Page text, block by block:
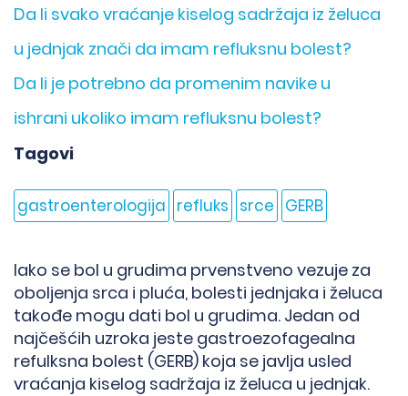
Da li svako vraćanje kiselog sadržaja iz želuca
u jednjak znači da imam refluksnu bolest?
Da li je potrebno da promenim navike u
ishrani ukoliko imam refluksnu bolest?
Tagovi
gastroenterologija refluks srce GERB
Iako se bol u grudima prvenstveno vezuje za
oboljenja srca i pluća, bolesti jednjaka i želuca
takođe mogu dati bol u grudima. Jedan od
najčešćih uzroka jeste gastroezofagealna
refulksna bolest (GERB) koja se javlja usled
vraćanja kiselog sadržaja iz želuca u jednjak.